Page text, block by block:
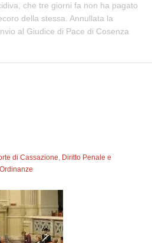
che tre giorni fa non ha pagato
della stessa. Annullata la
al Giudice di Pace di Cosenza
di Cassazione, Diritto Penale e